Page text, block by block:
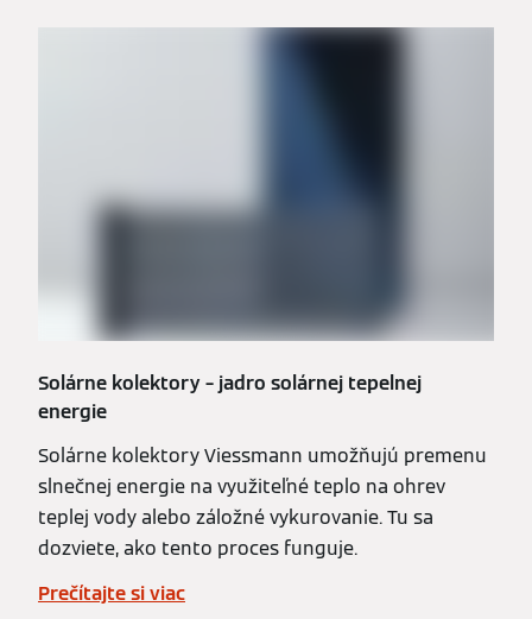
Solárne kolektory – jadro solárnej tepelnej
energie
Solárne kolektory Viessmann umožňujú premenu
slnečnej energie na využiteľné teplo na ohrev
teplej vody alebo záložné vykurovanie. Tu sa
dozviete, ako tento proces funguje.
Prečítajte si viac